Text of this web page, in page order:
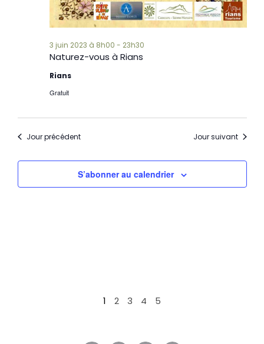
Naturez-vous à Rians
3 juin 2023 à 8h00 - 23h30
Rians
Gratuit
Jour précédent Jour suivant
S’abonner au calendrier
1 2 3 4 5